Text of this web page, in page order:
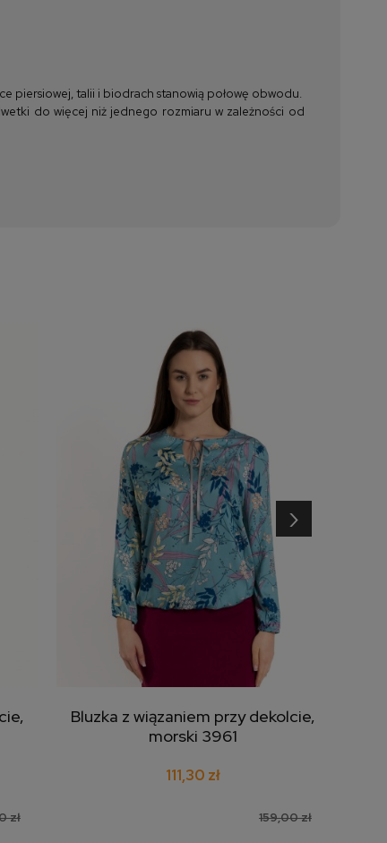
piersiowej, talii i biodrach stanowią połowę obwodu.
do więcej niż jednego rozmiaru w zależności od
zł
dodaj do koszyka
Bluzka z wiązaniem przy dekolcie,
morski 3961
159,00 zł
111,30 zł
›